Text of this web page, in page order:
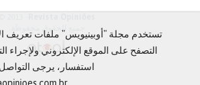
جميع الحقوق محفوظة.
تستخدم مجلة "أوبينيويس" ملفات تعريف
التصفح على الموقع الإلكتروني ولإجراء
استفسار، يرجى التواصل